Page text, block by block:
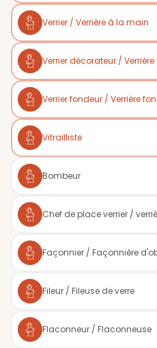
Verrier / Verrière à la main
Verrier décorateur /
Verrier fondeur / Verrière
Vitrailliste
Bombeur
Chef de place verrier /
Façonnier / Façonnière
Fileur / Fileuse de verre
Flaconneur / Flaconneuse